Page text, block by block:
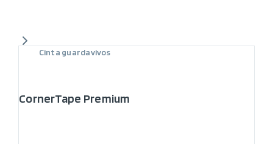
Cinta guardavivos
CornerTape Premium